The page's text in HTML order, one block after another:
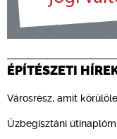
ÉPÍTÉSZETI
Városrész, amit
Üzbegisztáni